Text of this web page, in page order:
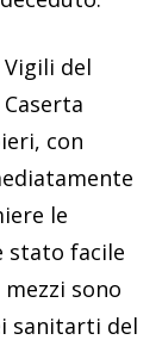
del
con
le
stato facile
sono
sanitarti del